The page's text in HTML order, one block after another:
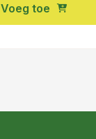
Voeg toe